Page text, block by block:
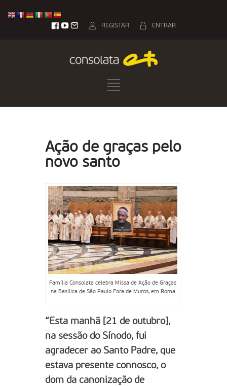
ENTRAR
REGISTAR
Ação de graças pelo
novo santo
Família Consolata celebra Missa de Ação de Graças
na Basílica de São Paulo Fora de Muros, em Roma
“Esta manhã [21 de outubro],
na sessão do Sínodo, fui
agradecer ao Santo Padre, que
estava presente connosco, o
dom da canonização de